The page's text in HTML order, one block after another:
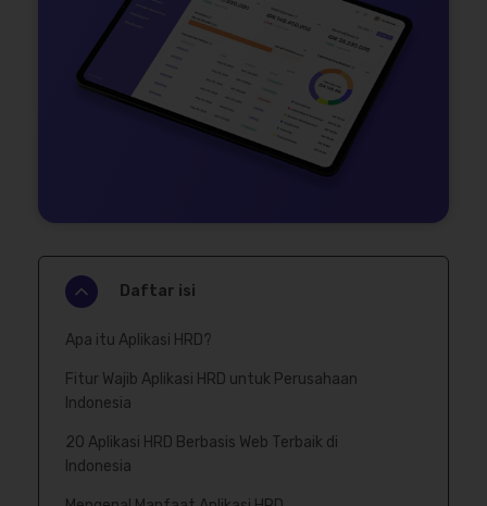
Daftar isi
Apa itu Aplikasi HRD?
Fitur Wajib Aplikasi HRD untuk Perusahaan
Indonesia
20 Aplikasi HRD Berbasis Web Terbaik di
Indonesia